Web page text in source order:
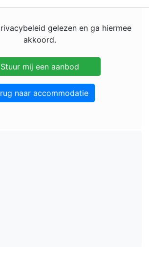
gelezen en ga hiermee
akkoord.
naar accommodatie